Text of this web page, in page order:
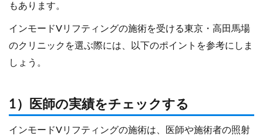
もあります。
インモードVリフティングの施術を受ける東京・高田馬場
のクリニックを選ぶ際には、以下のポイントを参考にしま
しょう。
1）医師の実績をチェックする
インモードVリフティングの施術は、医師や施術者の照射